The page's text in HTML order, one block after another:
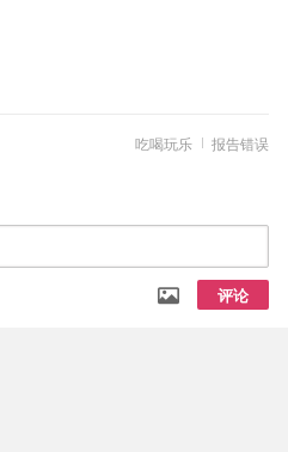
报告错误
吃喝玩乐
评论